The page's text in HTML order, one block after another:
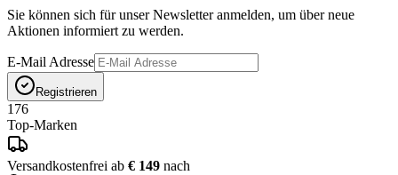
Sie können sich für unser Newsletter anmelden, um über neue
Aktionen informiert zu werden.
E-Mail Adresse
Registrieren
176
Top-Marken
Versandkostenfrei ab € 149 nach